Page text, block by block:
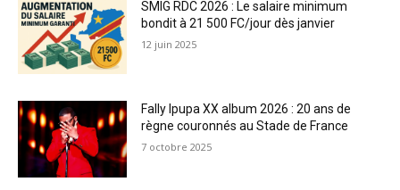
SMIG RDC 2026 : Le salaire minimum
bondit à 21 500 FC/jour dès janvier
12 juin 2025
Fally Ipupa XX album 2026 : 20 ans de
règne couronnés au Stade de France
7 octobre 2025